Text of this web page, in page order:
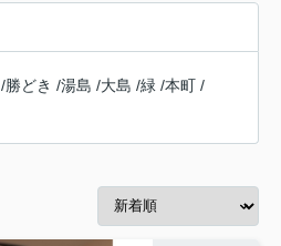
/勝どき /湯島 /大島 /緑 /本町 /